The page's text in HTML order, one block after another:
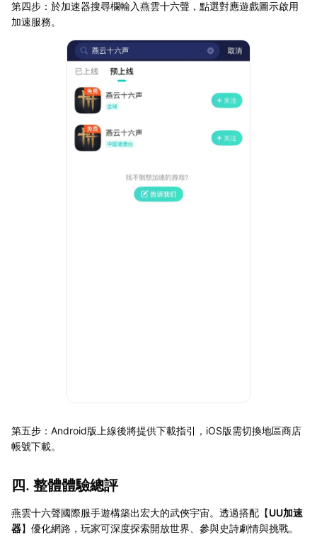
第四步：於加速器搜尋欄輸入燕雲十六聲，點選對應遊戲圖示啟用
加速服務。
第五步：Android版上線後將提供下載指引，iOS版需切換地區商店
帳號下載。
四. 整體體驗總評
燕雲十六聲國際服手遊構築出宏大的武俠宇宙。透過搭配【UU加速
器】優化網路，玩家可深度探索開放世界、參與史詩劇情與挑戰。